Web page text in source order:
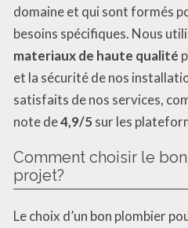
domaine et qui sont formés
besoins spécifiques. Nous
materiaux de haute qualité
et la sécurité de nos
satisfaits de nos services,
note de4,9/5sur les
Comment choisir le
projet?
Le choix d’un bon plombier